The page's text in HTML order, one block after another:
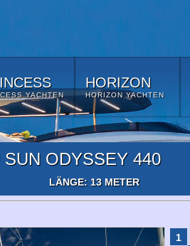
YACHTEN
HORIZON
HORIZON YACHTEN
ODYSSEY 440
LÄNGE: 13 METER
1